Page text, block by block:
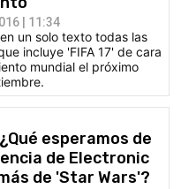
| 11:34
un solo texto todas las
incluye 'FIFA 17' de cara
mundial el próximo
esperamos de
de Electronic
de 'Star Wars'?